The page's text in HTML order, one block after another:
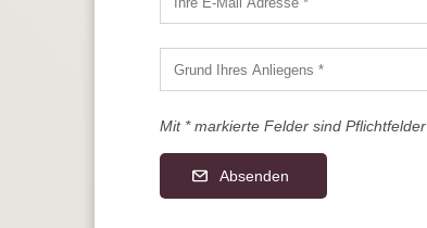
Mit * markierte Felder sind Pflichtfelder
Absenden